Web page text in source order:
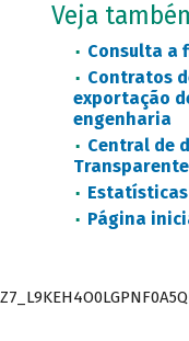
Veja
Consulta a
Contratos
exportação
engenharia
Central de
Transparente
Página